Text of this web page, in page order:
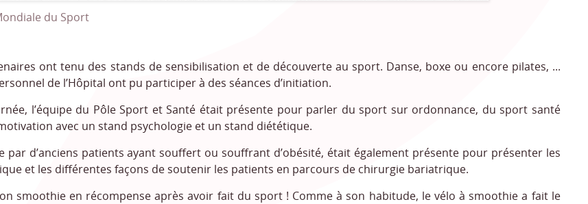
du Sport
ont tenu des stands de sensibilisation et de découverte au sport. Danse, boxe ou encore pilates, ...
de l’Hôpital ont pu participer à des séances d’initiation.
l’équipe du Pôle Sport et Santé était présente pour parler du sport sur ordonnance, du sport santé
avec un stand psychologie et un stand diététique.
par d’anciens patients ayant souffert ou souffrant d’obésité, était également présente pour présenter les
et les différentes façons de soutenir les patients en parcours de chirurgie bariatrique.
smoothie en récompense après avoir fait du sport ! Comme à son habitude, le vélo à smoothie a fait le